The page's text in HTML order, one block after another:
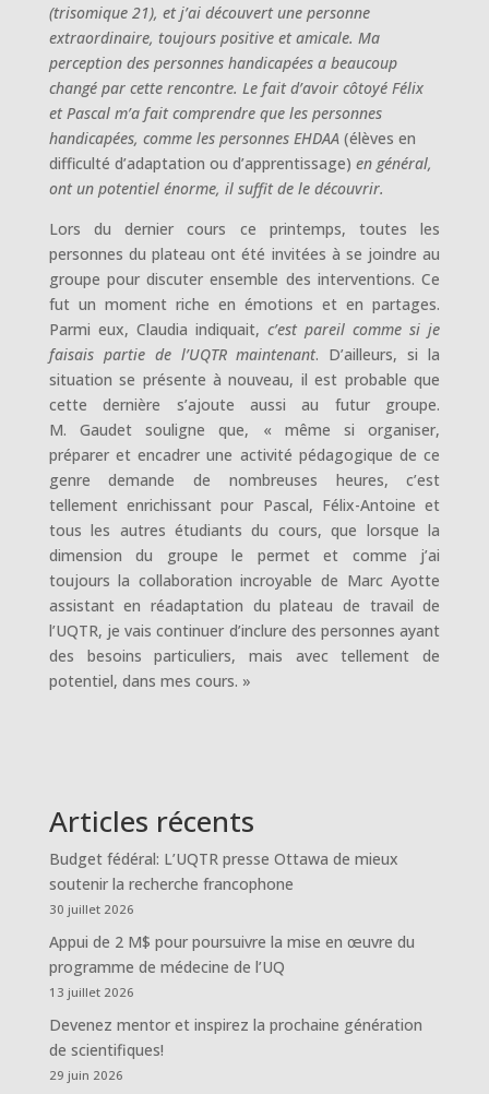
(trisomique 21), et j’ai découvert une personne
extraordinaire, toujours positive et amicale. Ma
perception des personnes handicapées a beaucoup
changé par cette rencontre. Le fait d’avoir côtoyé Félix
et Pascal m’a fait comprendre que les personnes
handicapées, comme les personnes EHDAA(élèves en
difficulté d’adaptation ou d’apprentissage) en général,
ont un potentiel énorme, il suffit de le découvrir.
Lors du dernier cours ce printemps, toutes les
personnes du plateau ont été invitées à se joindre au
groupe pour discuter ensemble des interventions. Ce
fut un moment riche en émotions et en partages.
Parmi eux, Claudia indiquait, c’est pareil comme si je
faisais partie de l’UQTR maintenant. D’ailleurs, si la
situation se présente à nouveau, il est probable que
cette dernière s’ajoute aussi au futur groupe.
M. Gaudet souligne que, « même si organiser,
préparer et encadrer une activité pédagogique de ce
genre demande de nombreuses heures, c’est
tellement enrichissant pour Pascal, Félix-Antoine et
tous les autres étudiants du cours, que lorsque la
dimension du groupe le permet et comme j’ai
toujours la collaboration incroyable de Marc Ayotte
assistant en réadaptation du plateau de travail de
l’UQTR, je vais continuer d’inclure des personnes ayant
des besoins particuliers, mais avec tellement de
potentiel, dans mes cours. »
Articles récents
Budget fédéral: L’UQTR presse Ottawa de mieux
soutenir la recherche francophone
30 juillet 2026
Appui de 2 M$ pour poursuivre la mise en œuvre du
programme de médecine de l’UQ
13 juillet 2026
Devenez mentor et inspirez la prochaine génération
de scientifiques!
29 juin 2026